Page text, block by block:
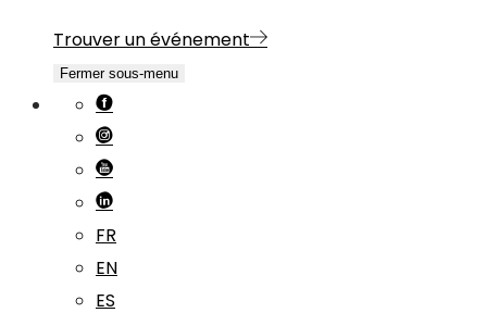
Trouver un événement
Fermer sous-menu
FR
EN
ES